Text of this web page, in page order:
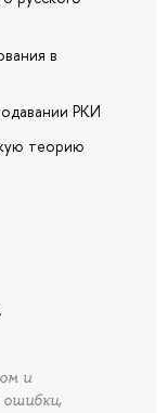
в
РКИ
теорию
и
ошибки,